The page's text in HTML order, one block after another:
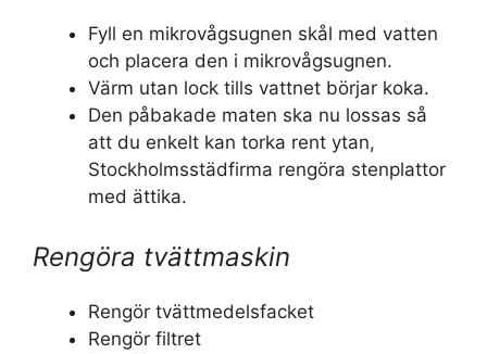
Fyll en mikrovågsugnen skål med vatten
och placera den i mikrovågsugnen.
Värm utan lock tills vattnet börjar koka.
Den påbakade maten ska nu lossas så
att du enkelt kan torka rent ytan,
Stockholmsstädfirma rengöra stenplattor
med ättika.
Rengöra tvättmaskin
Rengör tvättmedelsfacket
Rengör filtret